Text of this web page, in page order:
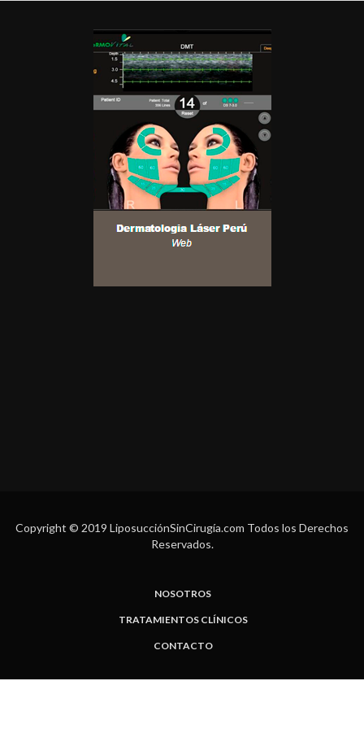
Copyright © 2019 LiposucciónSinCirugía.com Todos los Derechos
Reservados.
NOSOTROS
TRATAMIENTOS CLÍNICOS
CONTACTO